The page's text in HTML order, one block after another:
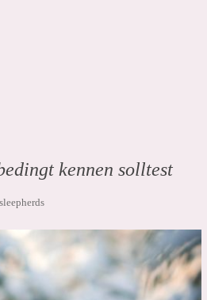
kennen solltest
sleepherds